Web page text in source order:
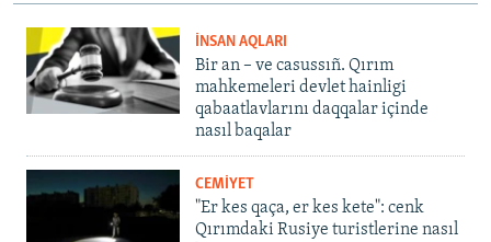
İNSAN AQLARI
Bir an – ve casussıñ. Qırım
mahkemeleri devlet hainligi
qabaatlavlarını daqqalar içinde
nasıl baqalar
CEMİYET
"Er kes qaça, er kes kete": cenk
Qırımdaki Rusiye turistlerine nasıl